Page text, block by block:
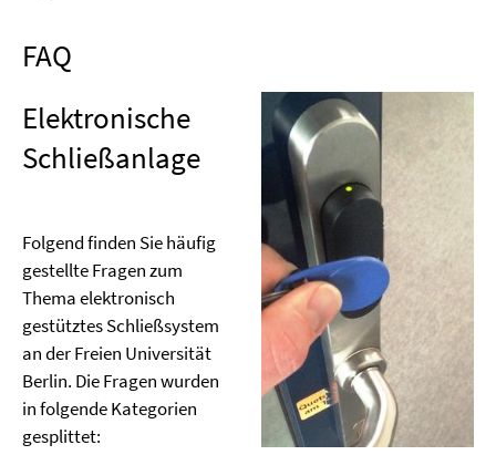
FAQ
Elektronische
Schließanlage
Folgend finden Sie häufig
gestellte Fragen zum
Thema elektronisch
gestütztes Schließsystem
an der Freien Universität
Berlin. Die Fragen wurden
in folgende Kategorien
gesplittet: